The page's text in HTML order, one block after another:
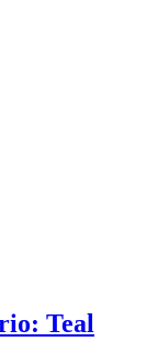
Teal